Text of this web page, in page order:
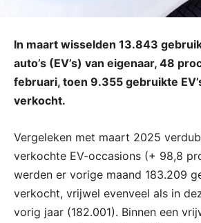
In maart wisselden 13.843
auto’s (EV’s) van eigenaar, 48
februari, toen 9.355 gebruikte
verkocht.
Vergeleken met maart 2025
verkochte EV-occasions (+ 98,8
werden er vorige maand 183.209
verkocht, vrijwel evenveel als in
vorig jaar (182.001). Binnen een